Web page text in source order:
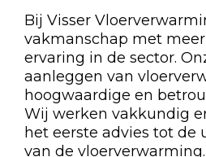
Bij Visser
vakmanschap met
ervaring in de sector.
aanleggen van
hoogwaardige en
Wij werken vakkundig
het eerste advies tot de
van de